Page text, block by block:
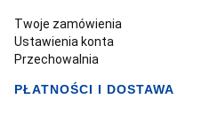
Twoje zamówienia
Ustawienia konta
Przechowalnia
PŁATNOŚCI I DOSTAWA